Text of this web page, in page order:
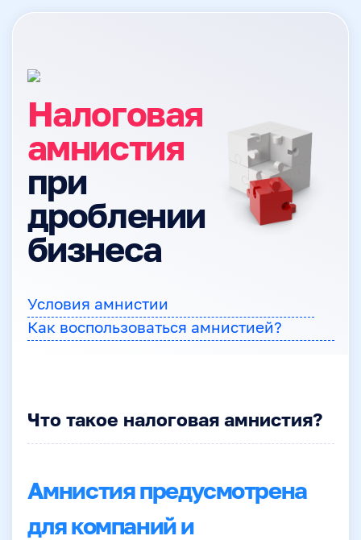
Налоговая
амнистия
при
дроблении
бизнеса
Условия амнистии
Как воспользоваться амнистией?
Что такое налоговая амнистия?
Амнистия предусмотрена
для компаний и